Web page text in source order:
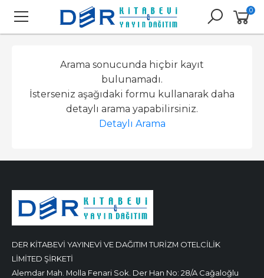
0
Arama sonucunda hiçbir kayıt
bulunamadı.
İsterseniz aşağıdaki formu kullanarak daha
detaylı arama yapabilirsiniz.
Detaylı Arama
DER KİTABEVİ YAYINEVİ VE DAĞITIM TURİZM OTELCİLİK
LİMİTED ŞİRKETİ
Alemdar Mah. Molla Fenari Sok. Der Han No: 28/A Cağaloğlu